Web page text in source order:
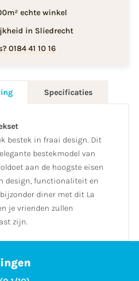
echte winkel
in Sliedrecht
0184 41 10 16
Specificaties
bestek in fraai design. Dit
bestekmodel van
aan de hoogste eisen
design, functionaliteit en
diner met dit La
je vrienden zullen
zijn.